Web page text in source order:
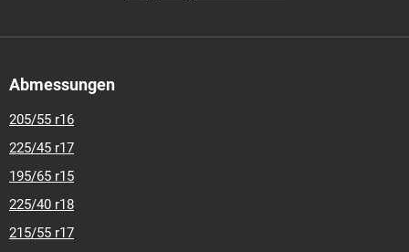
Abmessungen
205/55 r16
225/45 r17
195/65 r15
225/40 r18
215/55 r17